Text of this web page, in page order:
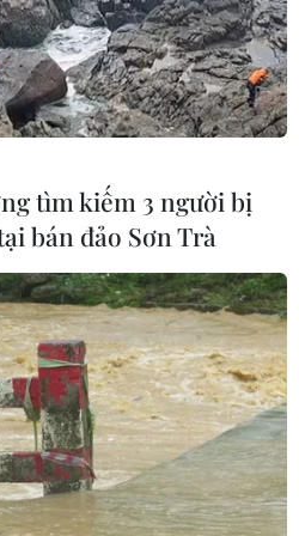
đến phát
khi
rất sớm
phát triển
bộ, thống
tìm kiếm 3 người bị
bán đảo Sơn Trà